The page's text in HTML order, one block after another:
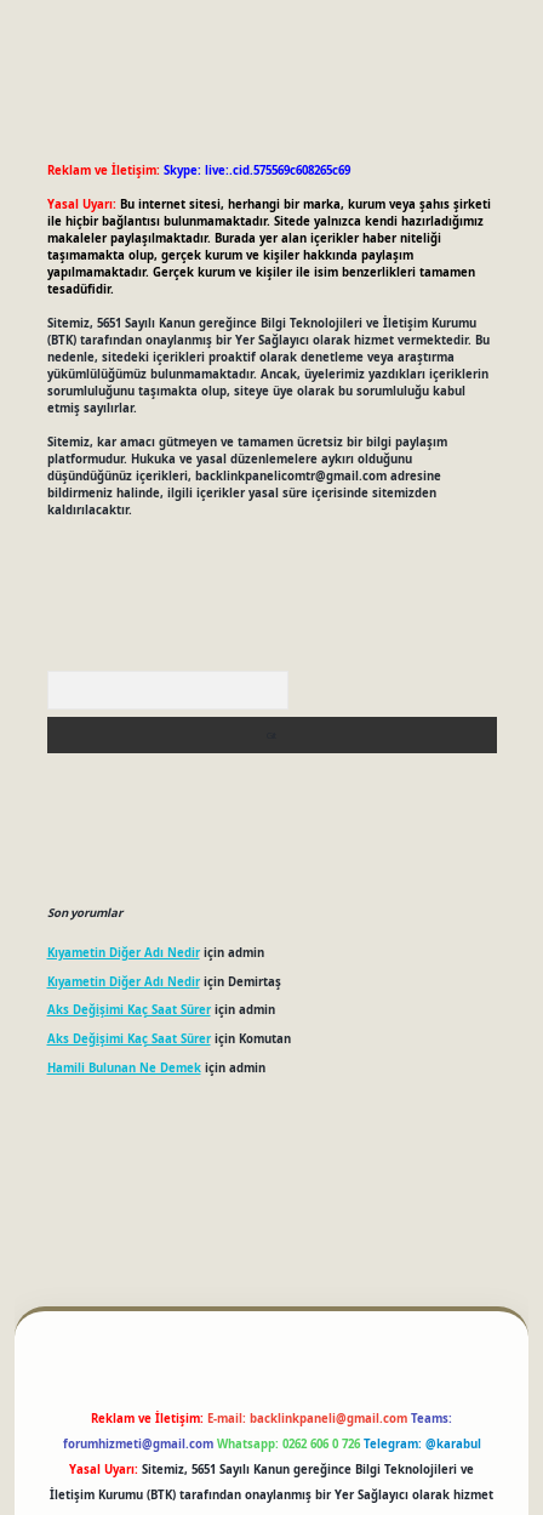
Reklam ve İletişim: Skype: live:.cid.575569c608265c69
Yasal Uyarı: Bu internet sitesi, herhangi bir marka, kurum veya şahıs şirketi
ile hiçbir bağlantısı bulunmamaktadır. Sitede yalnızca kendi hazırladığımız
makaleler paylaşılmaktadır. Burada yer alan içerikler haber niteliği
taşımamakta olup, gerçek kurum ve kişiler hakkında paylaşım
yapılmamaktadır. Gerçek kurum ve kişiler ile isim benzerlikleri tamamen
tesadüfidir.
Sitemiz, 5651 Sayılı Kanun gereğince Bilgi Teknolojileri ve İletişim Kurumu
(BTK) tarafından onaylanmış bir Yer Sağlayıcı olarak hizmet vermektedir. Bu
nedenle, sitedeki içerikleri proaktif olarak denetleme veya araştırma
yükümlülüğümüz bulunmamaktadır. Ancak, üyelerimiz yazdıkları içeriklerin
sorumluluğunu taşımakta olup, siteye üye olarak bu sorumluluğu kabul
etmiş sayılırlar.
Sitemiz, kar amacı gütmeyen ve tamamen ücretsiz bir bilgi paylaşım
platformudur. Hukuka ve yasal düzenlemelere aykırı olduğunu
düşündüğünüz içerikleri, backlinkpanelicomtr@gmail.comadresine
bildirmeniz halinde, ilgili içerikler yasal süre içerisinde sitemizden
kaldırılacaktır.
Son yorumlar
Kıyametin Diğer Adı Nediriçin admin
Kıyametin Diğer Adı Nediriçin Demirtaş
Aks Değişimi Kaç Saat Süreriçin admin
Aks Değişimi Kaç Saat Süreriçin Komutan
Hamili Bulunan Ne Demekiçin admin
Reklam ve İletişim: E-mail: backlinkpaneli@gmail.com Teams:
forumhizmeti@gmail.com Whatsapp: 0262 606 0 726 Telegram: @karabul
Yasal Uyarı: Sitemiz, 5651 Sayılı Kanun gereğince Bilgi Teknolojileri ve
İletişim Kurumu (BTK) tarafından onaylanmış bir Yer Sağlayıcı olarak hizmet